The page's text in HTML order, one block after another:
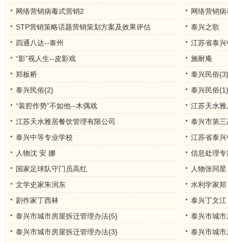
网络营销病毒式营销2
网络营销
STP营销策略话题营销策划方案及效果评估
泰兴之歌
四通八达--泰州
江苏省泰兴
“影”视人生--皮影戏
施耐庵
郑板桥
泰兴民俗{3}
泰兴民俗{2}
泰兴民俗{1}
“装腔作势”不如他--木偶戏
江苏天水
江苏天水雅居餐饮管理有限公司
泰兴市第
泰兴中等专业学校
江苏省泰兴
人物沈 安 娜
信息处理
国家足球队守门员高红
人物张同星
文学史家朱润东
水利学家
剧作家丁西林
泰兴丁文江
泰兴市城市房屋拆迁管理办法{5}
泰兴市城
泰兴市城市房屋拆迁管理办法{3}
泰兴市城